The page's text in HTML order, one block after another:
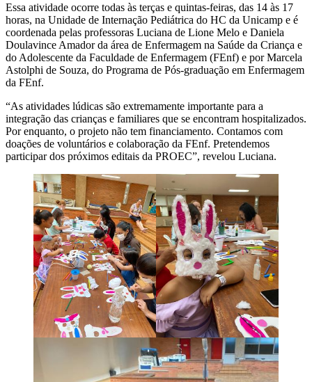
Essa atividade ocorre todas às terças e quintas-feiras, das 14 às 17
horas, na Unidade de Internação Pediátrica do HC da Unicamp e é
coordenada pelas professoras Luciana de Lione Melo e Daniela
Doulavince Amador da área de Enfermagem na Saúde da Criança e
do Adolescente da Faculdade de Enfermagem (FEnf) e por Marcela
Astolphi de Souza, do Programa de Pós-graduação em Enfermagem
da FEnf.
“As atividades lúdicas são extremamente importante para a
integração das crianças e familiares que se encontram hospitalizados.
Por enquanto, o projeto não tem financiamento. Contamos com
doações de voluntários e colaboração da FEnf. Pretendemos
participar dos próximos editais da PROEC”, revelou Luciana.